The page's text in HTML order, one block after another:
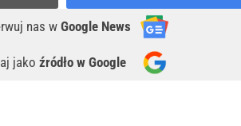
nas w Google News
jako źródło w Google